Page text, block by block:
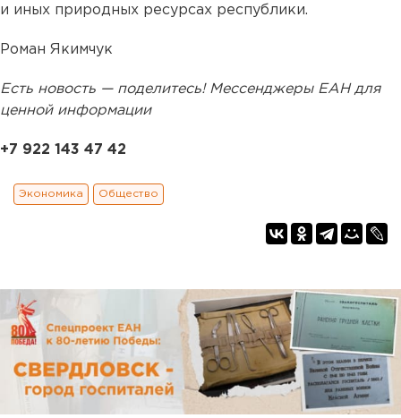
и иных природных ресурсах республики.
Роман Якимчук
Есть новость — поделитесь! Мессенджеры ЕАН для
ценной информации
+7 922 143 47 42
Экономика Общество